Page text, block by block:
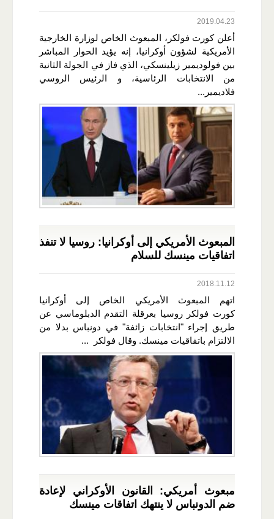
2019.04.23
أعلن كورت فولكر، المبعوث الخاص لوزارة الخارجية
الأمريكية لشؤون أوكرانيا، إنه يؤيد الحوار المباشر
بين فولوديمير زيلينسكي، الذي فاز في الجولة الثانية
من الانتخابات الرئاسية، و الرئيس الروسي
فلاديمير...
المبعوث الأمريكي إلى أوكرانيا: روسيا لا تنفذ
اتفاقيات مينسك للسلام
2018.11.12
اتهم المبعوث الأمريكي الخاص إلى أوكرانيا
كورت فولكر روسيا بعرقلة التقدم الدبلوماسي عن
طريق إجراء "انتخابات زائفة" في دونباس بدلا من
الالتزام باتفاقيات مينسك. وقال فولكر ...
مبعوث أمريكي: القانون الأوكراني لإعادة
ضم الدونباس لا ينتهك اتفاقات مينسك